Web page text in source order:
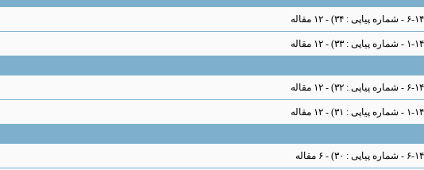
پیاپی : ۳۴ ) - ۱۲ مقاله
پیاپی : ۳۳
) - ۱۲ مقاله
پیاپی : ۳۲ ) - ۱۲ مقاله
پیاپی : ۳۱
) - ۱۲ مقاله
پیاپی : ۳۰ ) - ۶ مقاله